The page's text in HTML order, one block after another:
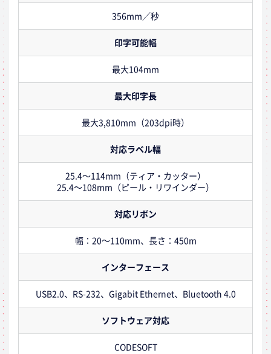
356mm／秒
印字可能幅
最大104mm
最大印字長
最大3,810mm（203dpi時）
対応ラベル幅
25.4～114mm（ティア・カッター）
25.4～108mm（ピール・リワインダー）
対応リボン
幅：20～110mm、長さ：450m
インターフェース
USB2.0、RS-232、Gigabit Ethernet、Bluetooth 4.0
ソフトウェア対応
CODESOFT